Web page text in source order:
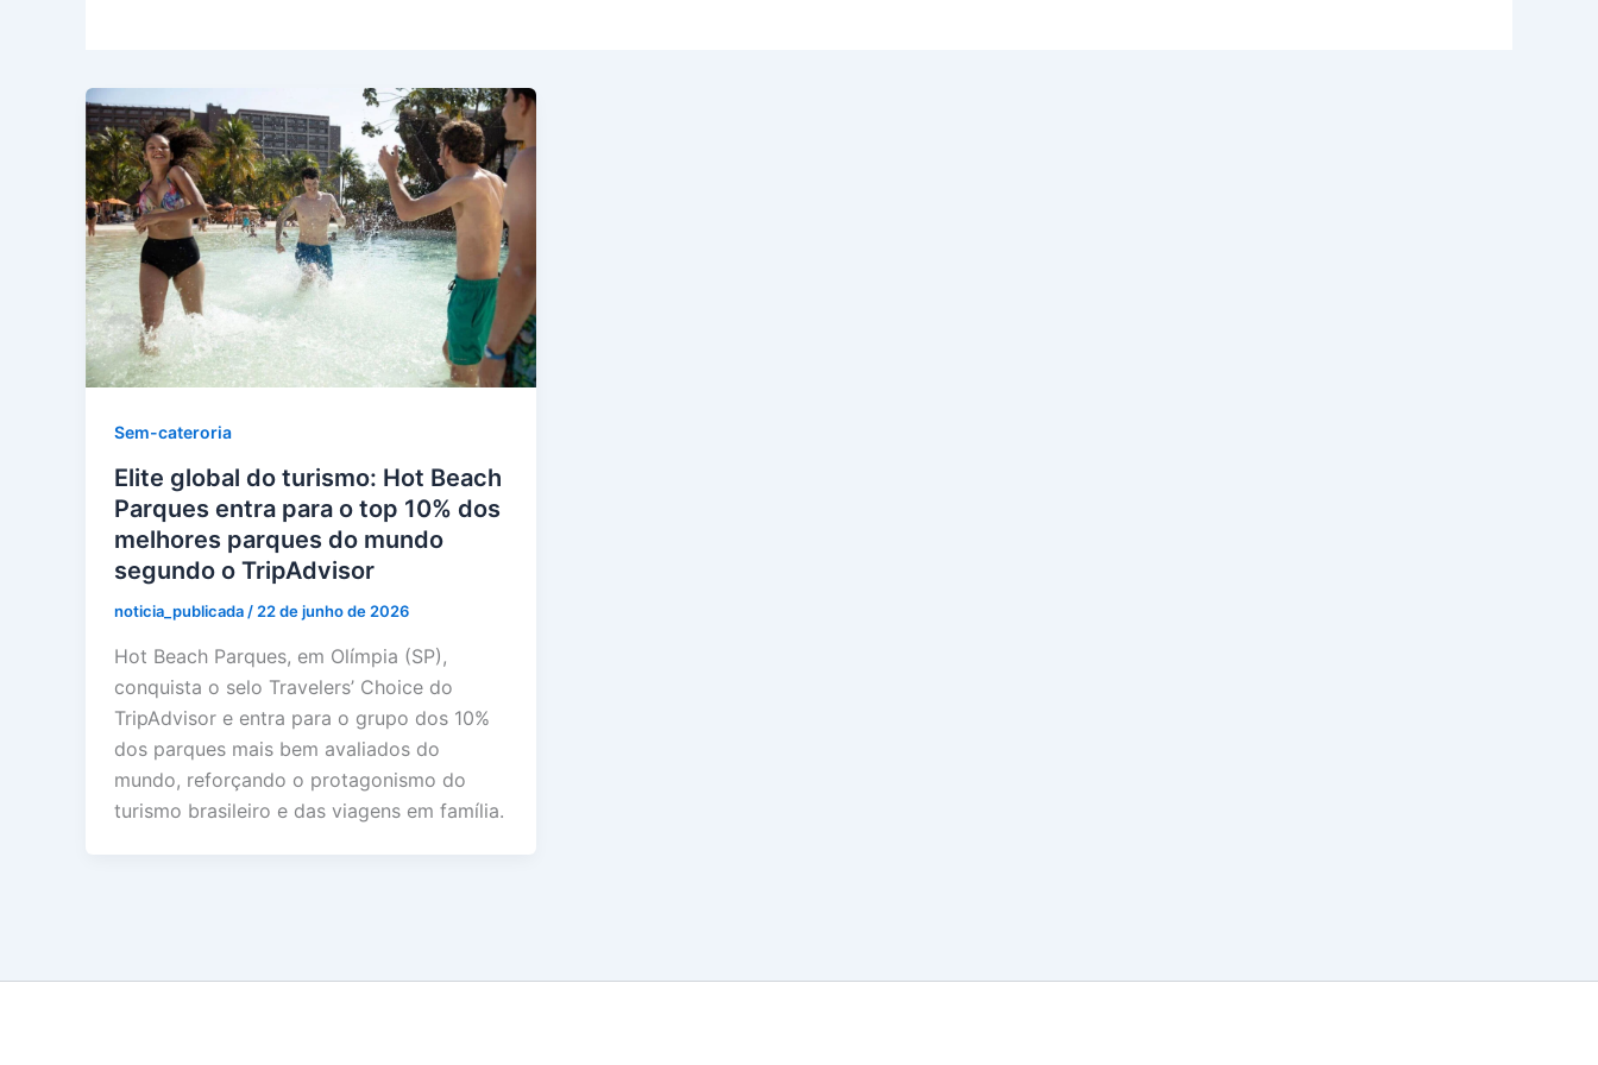
Sem-cateroria
Elite global do turismo: Hot Beach
Parques entra para o top 10% dos
melhores parques do mundo
segundo o TripAdvisor
noticia_publicada / 22 de junho de 2026
Hot Beach Parques, em Olímpia (SP),
conquista o selo Travelers’ Choice do
TripAdvisor e entra para o grupo dos 10%
dos parques mais bem avaliados do
mundo, reforçando o protagonismo do
turismo brasileiro e das viagens em família.